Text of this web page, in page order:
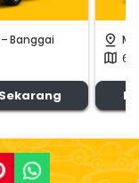
-Banggai pin_drop
map